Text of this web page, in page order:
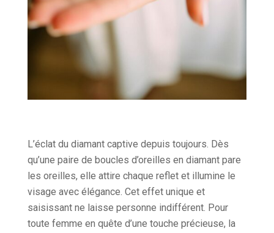
L’éclat du diamant captive depuis toujours. Dès
qu’une paire de boucles d’oreilles en diamant pare
les oreilles, elle attire chaque reflet et illumine le
visage avec élégance. Cet effet unique et
saisissant ne laisse personne indifférent. Pour
toute femme en quête d’une touche précieuse, la